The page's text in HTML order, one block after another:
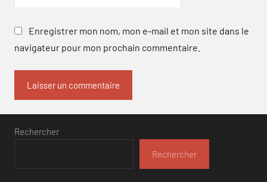
Enregistrer mon nom, mon e-mail et mon site dans le
navigateur pour mon prochain commentaire.
Rechercher
Rechercher